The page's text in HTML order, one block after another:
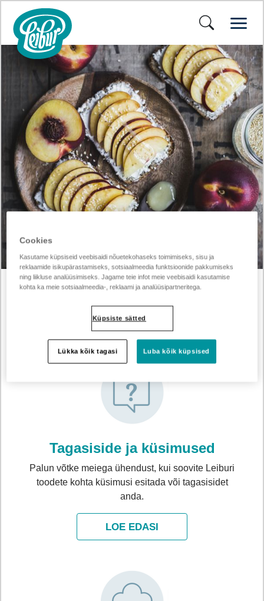
Tagasiside ja küsimused
Palun võtke meiega ühendust, kui soovite Leiburi
toodete kohta küsimusi esitada või tagasisidet
anda.
LOE EDASI
Cookies
Kasutame küpsiseid veebisaidi nõuetekohaseks toimimiseks, sisu ja
reklaamide isikupärastamiseks, sotsiaalmeedia funktsioonide pakkumiseks
ning liikluse analüüsimiseks. Jagame teie infot meie veebisaidi kasutamise
kohta ka meie sotsiaalmeedia-, reklaami ja analüüsipartneritega.
Küpsiste sätted
Lükka kõik tagasi Luba kõik küpsised